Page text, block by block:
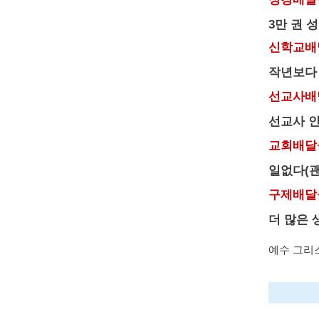
3만 권
신학교
작년보
선교사
선교사
교회배
일없다(
구제배
더 많은
예수 그리